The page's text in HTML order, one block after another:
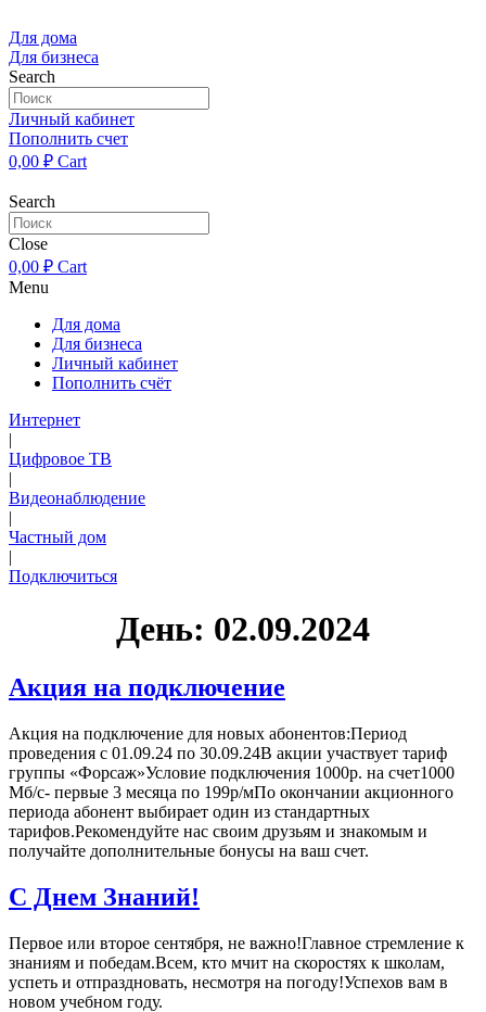
к
содержимому
Для дома
Для бизнеса
Search
Личный кабинет
Пополнить счет
0,00 ₽ Cart
Search
Close
0,00 ₽ Cart
Menu
Для дома
Для бизнеса
Личный кабинет
Пополнить счёт
Интернет
|
Цифровое ТВ
|
Видеонаблюдение
|
Частный дом
|
Подключиться
День: 02.09.2024
Акция на подключение
Акция на подключение для новых абонентов:Период
проведения с 01.09.24 по 30.09.24В акции участвует тариф
группы «Форсаж»Условие подключения 1000р. на счет1000
Мб/с- первые 3 месяца по 199р/мПо окончании акционного
периода абонент выбирает один из стандартных
тарифов.Рекомендуйте нас своим друзьям и знакомым и
получайте дополнительные бонусы на ваш счет.
С Днем Знаний!
Первое или второе сентября, не важно!Главное стремление к
знаниям и победам.Всем, кто мчит на скоростях к школам,
успеть и отпраздновать, несмотря на погоду!Успехов вам в
новом учебном году.